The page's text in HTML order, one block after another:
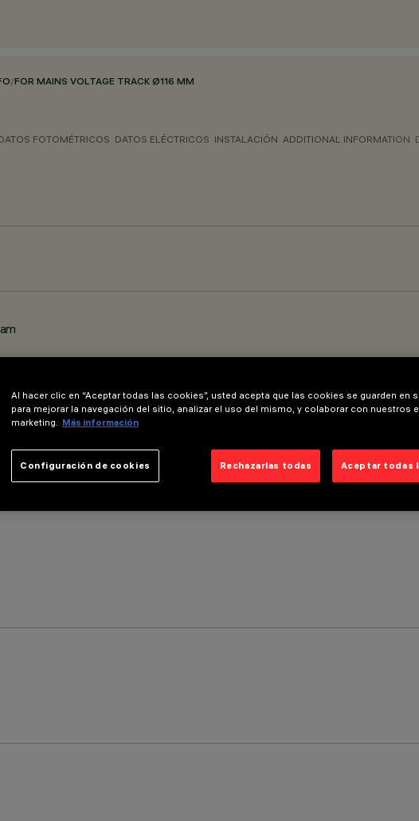
/FOR MAINS VOLTAGE TRACK Ø116 MM
FOTOMÉTRICOS DATOS ELÉCTRICOS INSTALACIÓN ADDITIONAL INFORMATION
Al hacer clic en “Aceptar todas las cookies”, usted acepta que las cookies se guarden en
para mejorar la navegación del sitio, analizar el uso del mismo, y colaborar con nuestros
marketing. Más información
Rechazarlas todas Aceptar todas
Configuración de cookies